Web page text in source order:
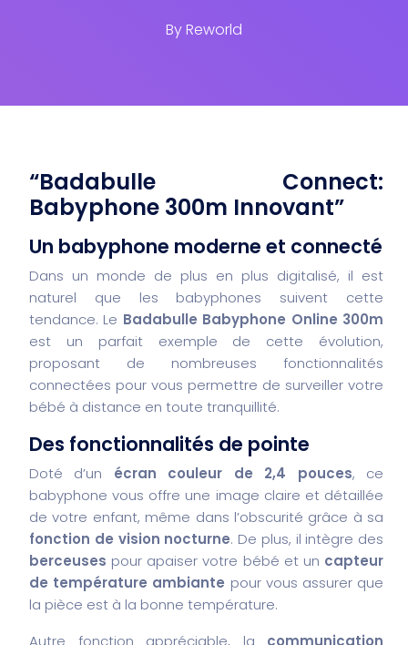
ByReworld
“Badabulle Connect:
Babyphone 300m Innovant”
Un babyphone moderne et connecté
Dans un monde de plus en plus digitalisé, il est
naturel que les babyphones suivent cette
tendance. Le Badabulle Babyphone Online 300m
est un parfait exemple de cette évolution,
proposant de nombreuses fonctionnalités
connectées pour vous permettre de surveiller votre
bébé à distance en toute tranquillité.
Des fonctionnalités de pointe
Doté d’un écran couleur de 2,4 pouces, ce
babyphone vous offre une image claire et détaillée
de votre enfant, même dans l’obscurité grâce à sa
fonction de vision nocturne. De plus, il intègre des
berceuses pour apaiser votre bébé et un capteur
de température ambiante pour vous assurer que
la pièce est à la bonne température.
Autre fonction appréciable, la communication